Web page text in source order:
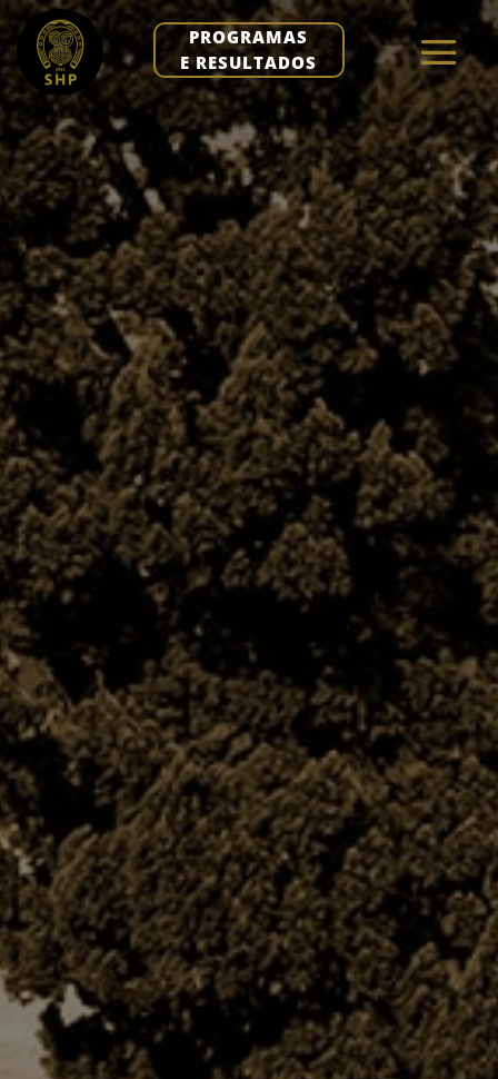
PROGRAMAS
E RESULTADOS